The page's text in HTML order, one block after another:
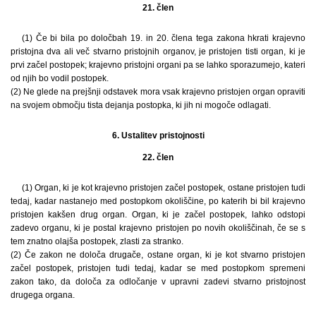
21. člen
(1) Če bi bila po določbah 19. in 20. člena tega zakona hkrati krajevno
pristojna dva ali več stvarno pristojnih organov, je pristojen tisti organ, ki je
prvi začel postopek; krajevno pristojni organi pa se lahko sporazumejo, kateri
od njih bo vodil postopek.
(2) Ne glede na prejšnji odstavek mora vsak krajevno pristojen organ opraviti
na svojem območju tista dejanja postopka, ki jih ni mogoče odlagati.
6. Ustalitev pristojnosti
22. člen
(1) Organ, ki je kot krajevno pristojen začel postopek, ostane pristojen tudi
tedaj, kadar nastanejo med postopkom okoliščine, po katerih bi bil krajevno
pristojen kakšen drug organ. Organ, ki je začel postopek, lahko odstopi
zadevo organu, ki je postal krajevno pristojen po novih okoliščinah, če se s
tem znatno olajša postopek, zlasti za stranko.
(2) Če zakon ne določa drugače, ostane organ, ki je kot stvarno pristojen
začel postopek, pristojen tudi tedaj, kadar se med postopkom spremeni
zakon tako, da določa za odločanje v upravni zadevi stvarno pristojnost
drugega organa.